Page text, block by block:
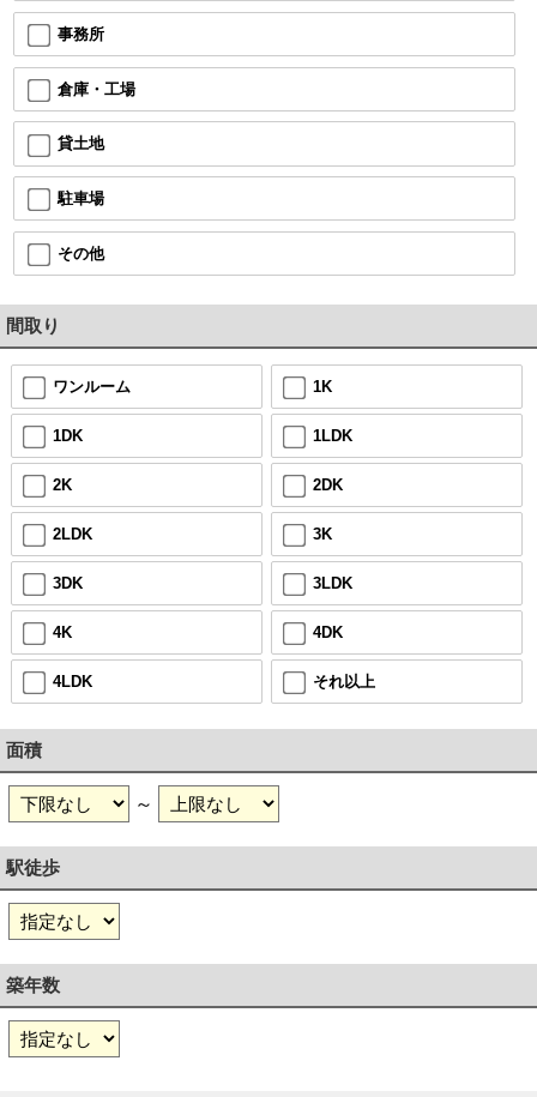
事務所
倉庫・工場
貸土地
駐車場
その他
間取り
ワンルーム 1K
1DK 1LDK
2K 2DK
2LDK 3K
3DK 3LDK
4K 4DK
4LDK それ以上
面積
～
駅徒歩
築年数